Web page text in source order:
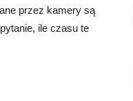
przez kamery są
ile czasu te